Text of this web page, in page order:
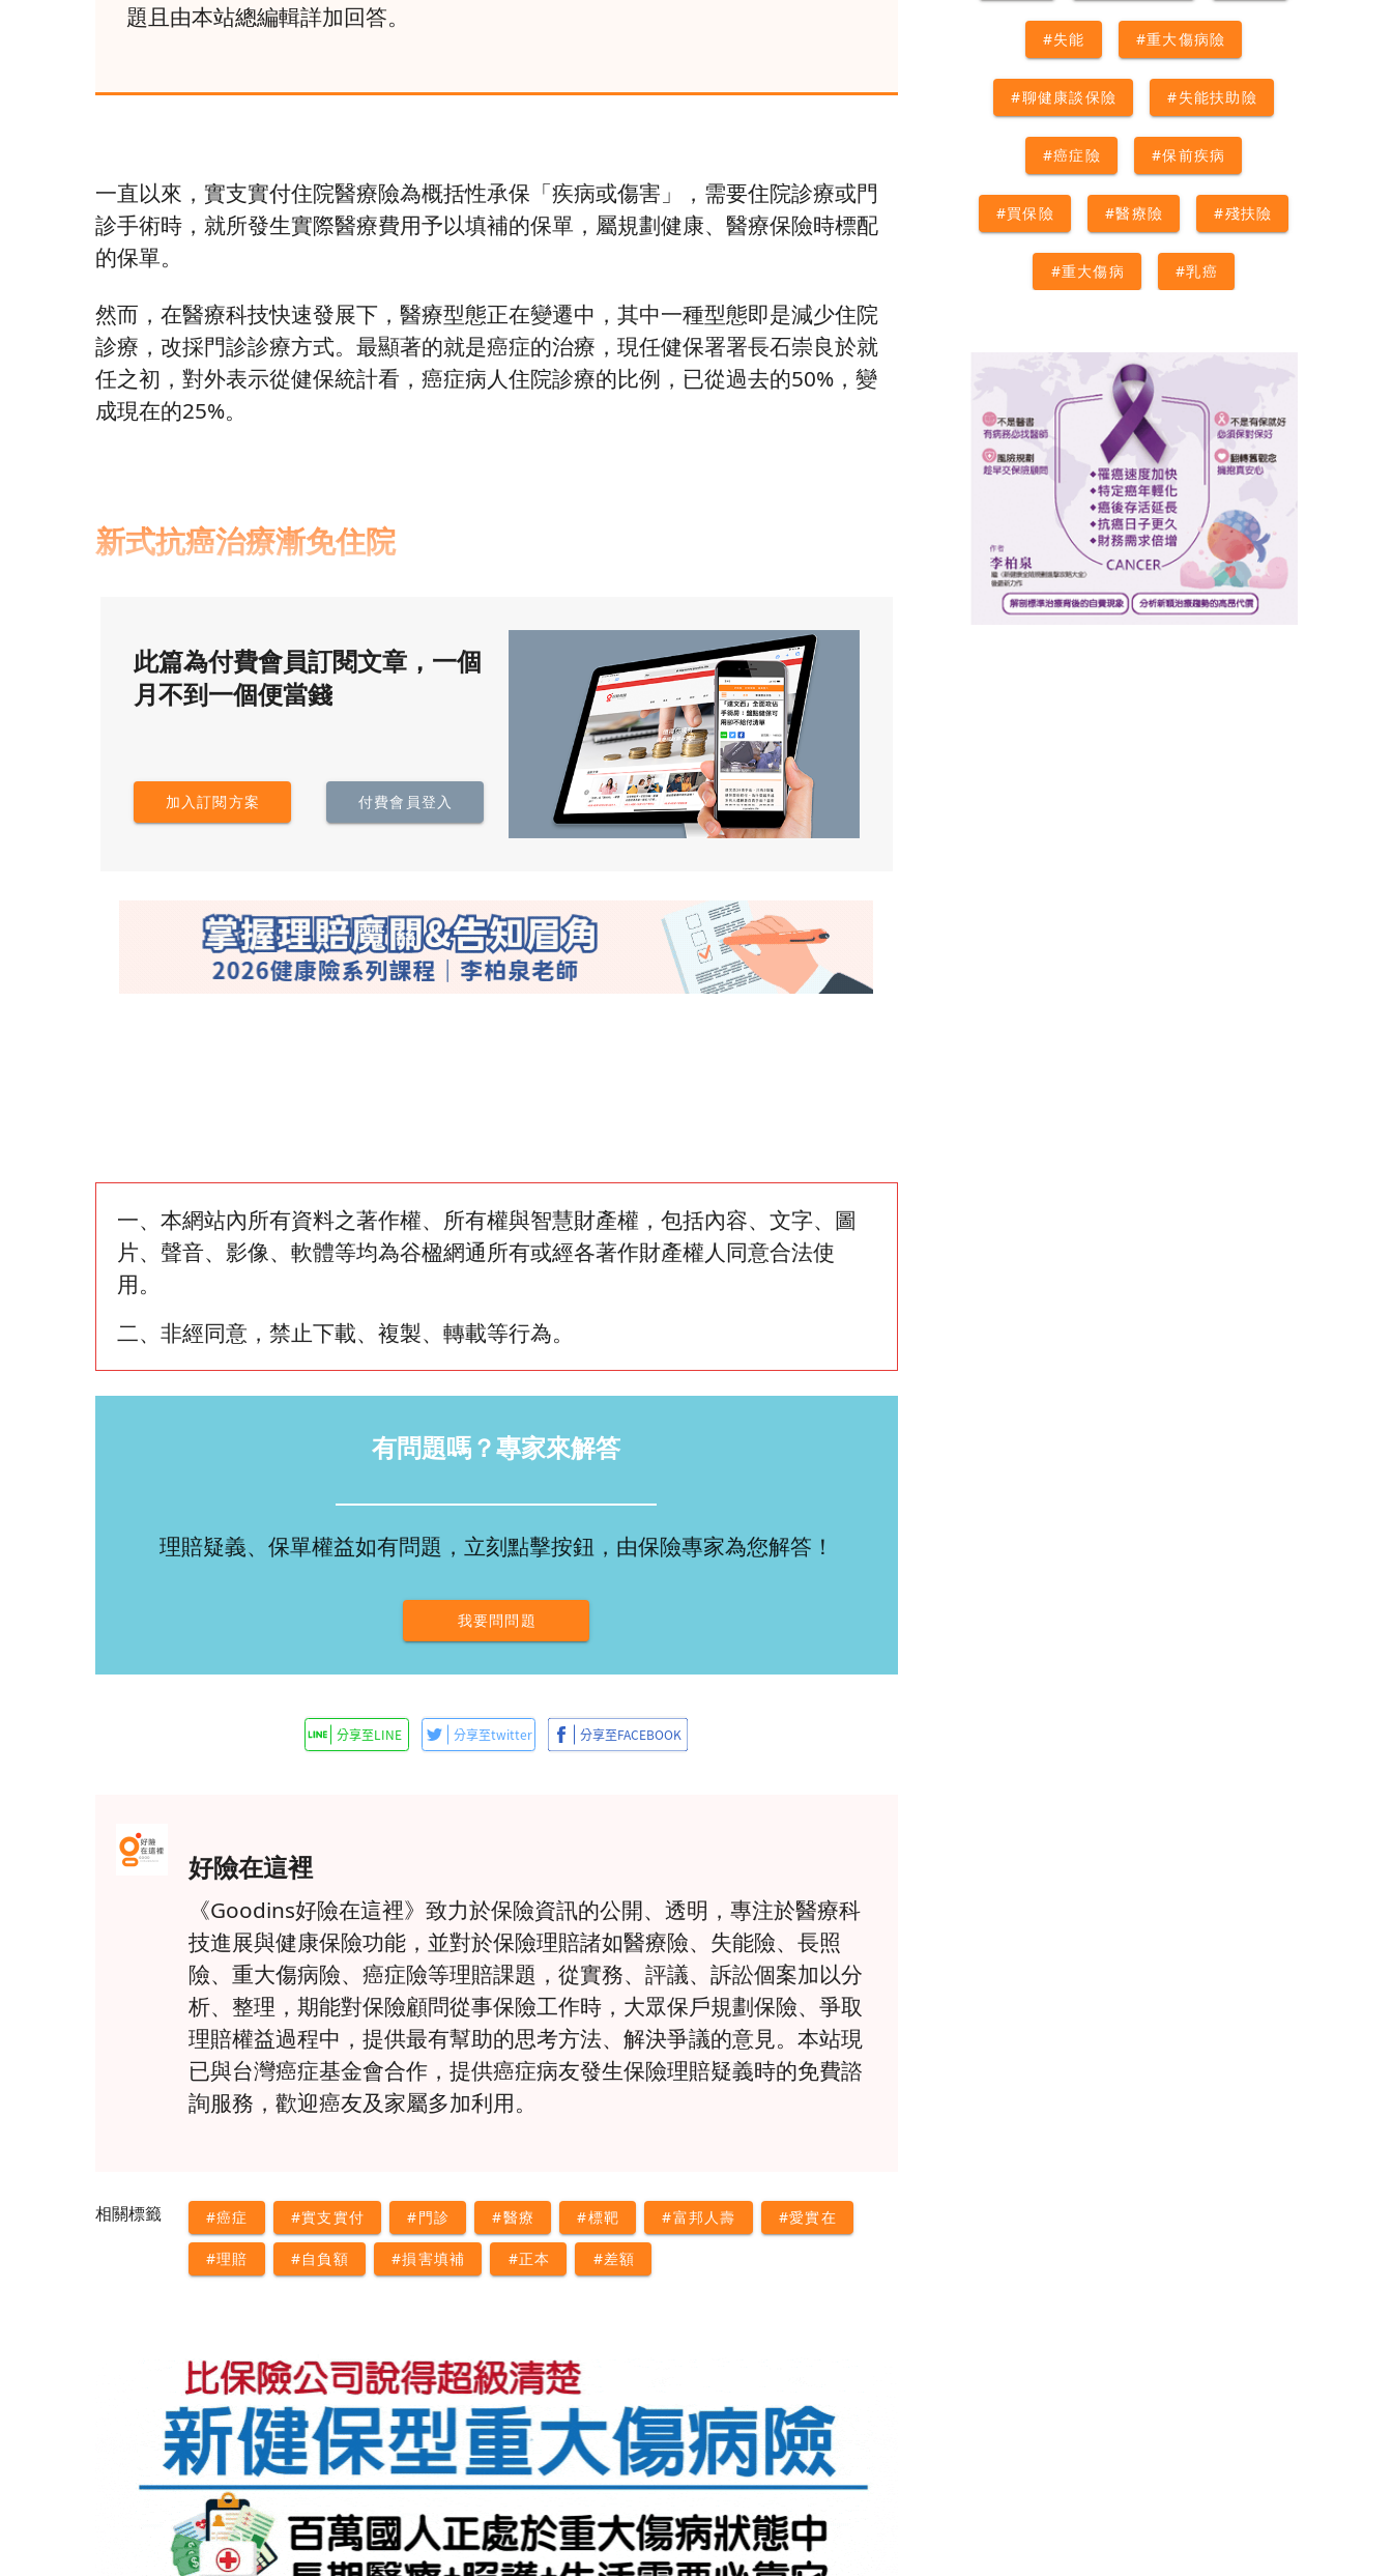
題且由本站總編輯詳加回答。
一直以來，實支實付住院醫療險為概括性承保「疾病或傷害」，需要住院診療或門
診手術時，就所發生實際醫療費用予以填補的保單，屬規劃健康、醫療保險時標配
的保單。
然而，在醫療科技快速發展下，醫療型態正在變遷中，其中一種型態即是減少住院
診療，改採門診診療方式。最顯著的就是癌症的治療，現任健保署署長石崇良於就
任之初，對外表示從健保統計看，癌症病人住院診療的比例，已從過去的50%，變
成現在的25%。
新式抗癌治療漸免住院
此篇為付費會員訂閱文章，一個
月不到一個便當錢
加入訂閱方案 付費會員登入
一、本網站內所有資料之著作權、所有權與智慧財產權，包括內容、文字、圖
片、聲音、影像、軟體等均為谷楹網通所有或經各著作財產權人同意合法使
用。
二、非經同意，禁止下載、複製、轉載等行為。
有問題嗎？專家來解答
理賠疑義、保單權益如有問題，立刻點擊按鈕，由保險專家為您解答！
我要問問題
好險在這裡
《Goodins好險在這裡》致力於保險資訊的公開、透明，專注於醫療科
技進展與健康保險功能，並對於保險理賠諸如醫療險、失能險、長照
險、重大傷病險、癌症險等理賠課題，從實務、評議、訴訟個案加以分
析、整理，期能對保險顧問從事保險工作時，大眾保戶規劃保險、爭取
理賠權益過程中，提供最有幫助的思考方法、解決爭議的意見。本站現
已與台灣癌症基金會合作，提供癌症病友發生保險理賠疑義時的免費諮
詢服務，歡迎癌友及家屬多加利用。
相關標籤 #癌症 #實支實付 #門診 #醫療 #標靶 #富邦人壽 #愛實在
#理賠 #自負額 #損害填補 #正本 #差額
#失能 #重大傷病險
#聊健康談保險 #失能扶助險
#癌症險 #保前疾病
#買保險 #醫療險 #殘扶險
#重大傷病 #乳癌